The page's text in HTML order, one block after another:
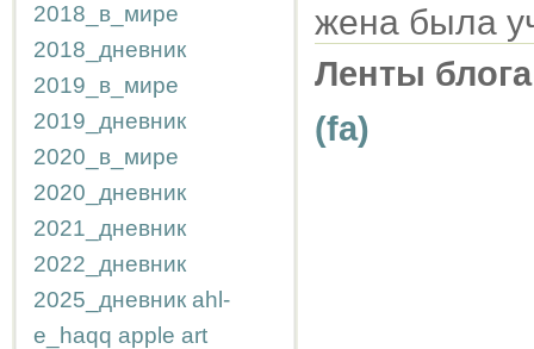
2018_в_мире
2018_дневник
2019_в_мире
2019_дневник
2020_в_мире
2020_дневник
2021_дневник
2022_дневник
2025_дневник ahl-
e_haqq apple art
жена была
Ленты
(fa)